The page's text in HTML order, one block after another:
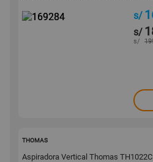
s/
s/
s/
THOMAS
Aspiradora Vertical Thomas